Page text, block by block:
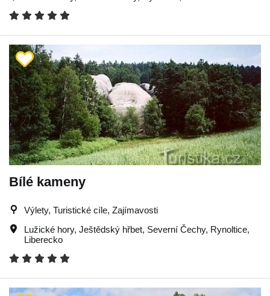
Bílé kameny
Výlety, Turistické cíle, Zajímavosti
Lužické hory, Ještědský hřbet, Severní Čechy, Rynoltice,
Liberecko